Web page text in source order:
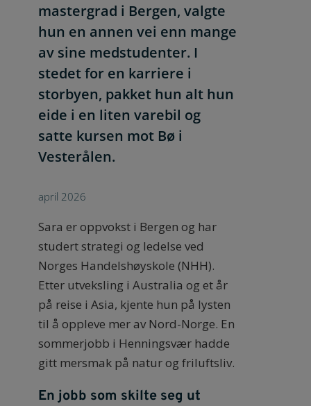
mastergrad i Bergen, valgte
hun en annen vei enn mange
av sine medstudenter. I
stedet for en karriere i
storbyen, pakket hun alt hun
eide i en liten varebil og
satte kursen mot Bø i
Vesterålen.
april 2026
Sara er oppvokst i Bergen og har
studert strategi og ledelse ved
Norges Handelshøyskole (NHH).
Etter utveksling i Australia og et år
på reise i Asia, kjente hun på lysten
til å oppleve mer av Nord-Norge. En
sommerjobb i Henningsvær hadde
gitt mersmak på natur og friluftsliv.
En jobb som skilte seg ut